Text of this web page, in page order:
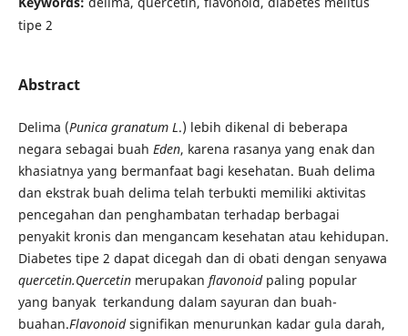
tipe 2
Abstract
Delima (Punica granatum L.) lebih dikenal di beberapa
negara sebagai buah Eden, karena rasanya yang enak dan
khasiatnya yang bermanfaat bagi kesehatan. Buah delima
dan ekstrak buah delima telah terbukti memiliki aktivitas
pencegahan dan penghambatan terhadap berbagai
penyakit kronis dan mengancam kesehatan atau kehidupan.
Diabetes tipe 2 dapat dicegah dan di obati dengan senyawa
quercetin.Quercetin merupakan flavonoidpaling popular
yang banyak terkandung dalam sayuran dan buah-
buahan.Flavonoidsignifikan menurunkan kadar gula darah,